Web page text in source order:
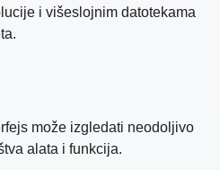
i višeslojnim datotekama
može izgledati neodoljivo
alata i funkcija.